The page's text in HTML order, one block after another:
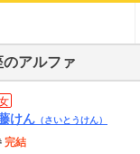
アルファ
けん （さいとうけん）
完結